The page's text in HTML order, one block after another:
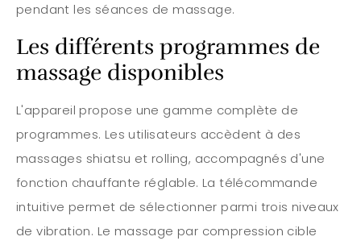
pendant les séances de massage.
Les différents programmes de
massage disponibles
L'appareil propose une gamme complète de
programmes. Les utilisateurs accèdent à des
massages shiatsu et rolling, accompagnés d'une
fonction chauffante réglable. La télécommande
intuitive permet de sélectionner parmi trois niveaux
de vibration. Le massage par compression cible